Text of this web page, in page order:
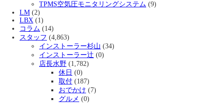
TPMS空気圧モニタリングシステム (9)
LM (2)
LBX (1)
コラム (14)
スタッフ (4,863)
インストーラー杉山 (34)
インストーラー辻 (0)
店長水野 (1,782)
休日 (0)
取付 (187)
おでかけ (7)
グルメ (0)